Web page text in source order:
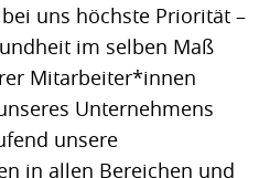
uns höchste Priorität –
im selben Maß
Mitarbeiter*innen
Unternehmens
unsere
in allen Bereichen und